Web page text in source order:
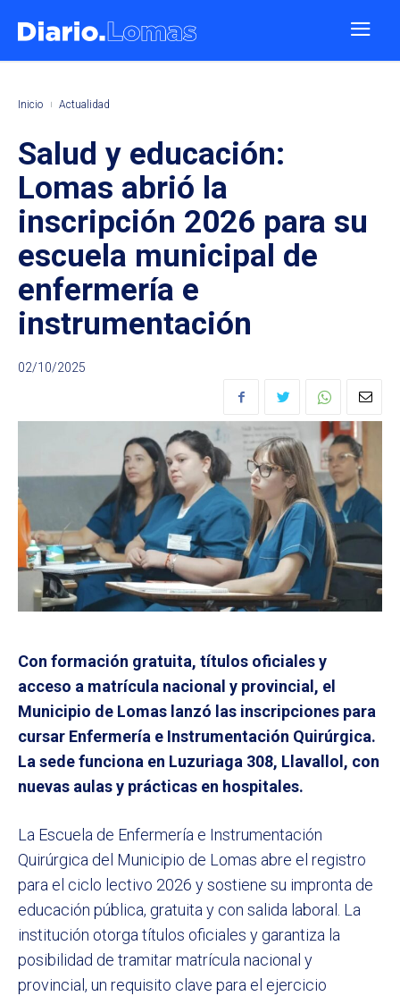
Inicio Actualidad
Salud y educación:
Lomas abrió la
inscripción 2026 para su
escuela municipal de
enfermería e
instrumentación
02/10/2025
Con formación gratuita, títulos oficiales y
acceso a matrícula nacional y provincial, el
Municipio de Lomas lanzó las inscripciones para
cursar Enfermería e Instrumentación Quirúrgica.
La sede funciona en Luzuriaga 308, Llavallol, con
nuevas aulas y prácticas en hospitales.
La Escuela de Enfermería e Instrumentación
Quirúrgica del Municipio de Lomas abre el registro
para el ciclo lectivo 2026 y sostiene su impronta de
educación pública, gratuita y con salida laboral. La
institución otorga títulos oficiales y garantiza la
posibilidad de tramitar matrícula nacional y
provincial, un requisito clave para el ejercicio